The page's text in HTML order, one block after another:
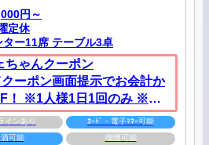
円～
定休
ター11席 テーブル3卓
ちゃんクーポン
ーポン画面提示でお会計か
！ ※1人様1日1回のみ ※他
との併用はできません
インあり
ｶｰﾄﾞ・電子ﾏﾈｰ可能
可能
喫煙可能